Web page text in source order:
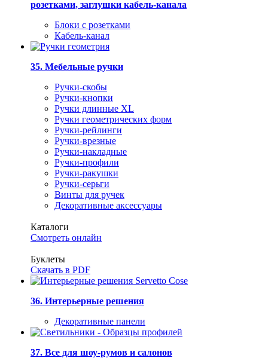
розетками, заглушки кабель-канала
Блоки с розетками
Кабель-канал
35. Мебельные ручки
Ручки-скобы
Ручки-кнопки
Ручки длинные XL
Ручки геометрических форм
Ручки-рейлинги
Ручки-врезные
Ручки-накладные
Ручки-профили
Ручки-ракушки
Ручки-серьги
Винты для ручек
Декоративные аксессуары
Каталоги
Смотреть онлайн
Буклеты
Скачать в PDF
36. Интерьерные решения
Декоративные панели
37. Все для шоу-румов и салонов